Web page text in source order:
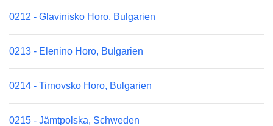
0212 - Glavinisko Horo, Bulgarien
0213 - Elenino Horo, Bulgarien
0214 - Tirnovsko Horo, Bulgarien
0215 - Jämtpolska, Schweden